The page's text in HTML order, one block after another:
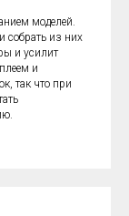
моделей.
собрать из них
и усилит
и
так что при